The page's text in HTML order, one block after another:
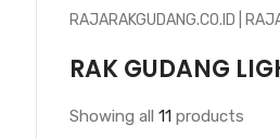
RAJARAKGUDANG.CO.ID |
RAK GUDANG
Showing all 11 products